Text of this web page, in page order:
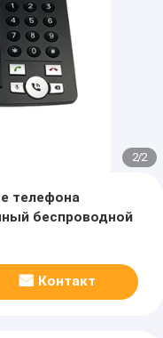
2/2
телефона
беспроводной
Контакт